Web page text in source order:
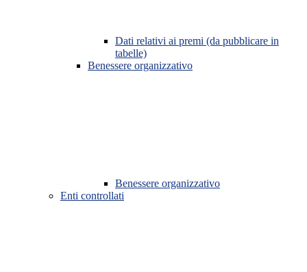
Dati relativi ai premi (da pubblicare in
tabelle)
Benessere organizzativo
Benessere organizzativo
Enti controllati